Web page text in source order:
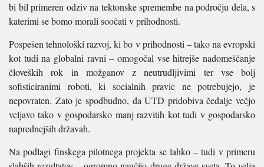
bi bil primeren odziv na tektonske spremembe na področju dela, s
katerimi se bomo morali soočati v prihodnosti.
Pospešen tehnološki razvoj, ki bo v prihodnosti – tako na evropski
kot tudi na globalni ravni – omogočal vse hitrejše nadomeščanje
človeških rok in možganov z neutrudljivimi ter vse bolj
sofisticiranimi roboti, ki socialnih pravic ne potrebujejo, je
nepovraten. Zato je spodbudno, da UTD pridobiva čedalje večjo
veljavo tako v gospodarsko manj razvitih kot tudi v gospodarsko
naprednejših državah.
Na podlagi finskega pilotnega projekta se lahko – tudi v primeru